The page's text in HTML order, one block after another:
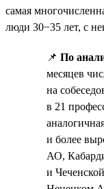
самая
люди 30−35 лет, с
📌 По
месяцев
на
в 21
и более
АО,
и